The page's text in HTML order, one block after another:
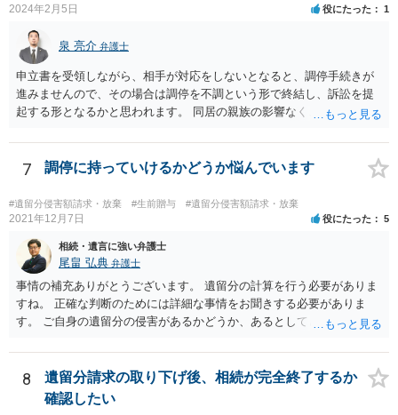
死亡し，二次相続が発生した」という前提に基づいて協議を進める必
議の内容を前提とした主張をすることが最も有利ですが，ＡＢの相続
人は応じない姿勢を示していることから，実現は困難だと思います。
主張としては維持しつつも，現実的な解決方法（遺産分割協議の落と
しどころ）としては，譲歩することを甘受しなければならないかもし
れません。
2024年2月5日 役にたった 1
泉 亮介 弁護士
申立書を受領しながら、相手が対応をしないとなると、調停手続きが
進みませんので、その場合は調停を不調という形で終結し、訴訟を提
起する形となるかと思われます。 同居の親族の影響なく、というのは
め、後からひっくり返すということは難しくなってくるかと思われま
す。 公開相談の場でのご相談については、どうしても限界が出てしま
7 調停に持っていけるかどうか悩んでいます
#遺留分侵害額請求・放棄 #生前贈与 #遺留分侵害額請求・放棄
2021年12月7日 役にたった 5
相続・遺言に強い弁護士
尾畠 弘典 弁護士
事情の補充ありがとうございます。 遺留分の計算を行う必要がありま
すね。 正確な判断のためには詳細な事情をお聞きする必要がありま
す。 ご自身の遺留分の侵害があるかどうか、あるとしてどの程度の金
相談されるのが良いと思います。
8
遺留分請求の取り下げ後、相続が完全終了するか
確認したい